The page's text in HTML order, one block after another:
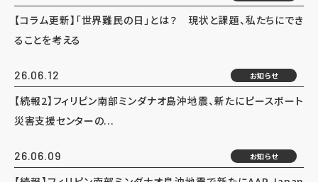
【コラム更新】「世界難民の日」とは？ 現状と課題、私たちにでき
ることを考える
26.06.12 お知らせ
【続報2】フィリピン南部ミンダナオ島沖地震、新たにピースボート
災害支援センターの...
26.06.09 お知らせ